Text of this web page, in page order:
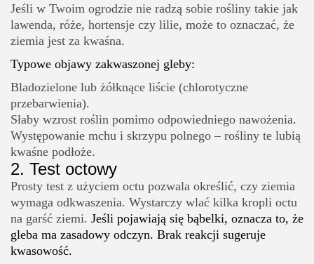
Jeśli w Twoim ogrodzie nie radzą sobie rośliny takie jak
lawenda, róże, hortensje czy lilie, może to oznaczać, że
ziemia jest za kwaśna.
Typowe objawy zakwaszonej gleby:
Bladozielone lub żółknące liście (chlorotyczne
przebarwienia).
Słaby wzrost roślin pomimo odpowiedniego nawożenia.
Występowanie mchu i skrzypu polnego – rośliny te lubią
kwaśne podłoże.
2. Test octowy
Prosty test z użyciem octu pozwala określić, czy ziemia
wymaga odkwaszenia. Wystarczy wlać kilka kropli octu
na garść ziemi. Jeśli pojawiają się bąbelki, oznacza to, że
gleba ma zasadowy odczyn. Brak reakcji sugeruje
kwasowość.